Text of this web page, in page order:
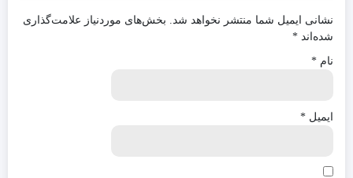
نشانی ایمیل شما منتشر نخواهد شد. بخش‌های موردنیاز علامت‌گذاری
شده‌اند *
نام *
ایمیل *